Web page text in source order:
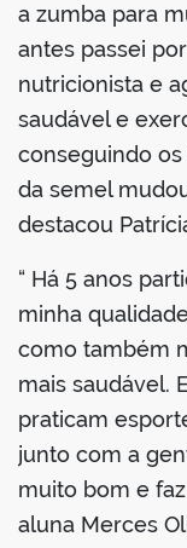
a zumba para
antes passei
nutricionista e
saudável e
conseguindo
da semel
destacou
“ Há 5 anos
minha
como também
mais saudável.
praticam
junto com a
muito bom e
aluna Merces